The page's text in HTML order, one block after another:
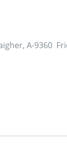
A-9360